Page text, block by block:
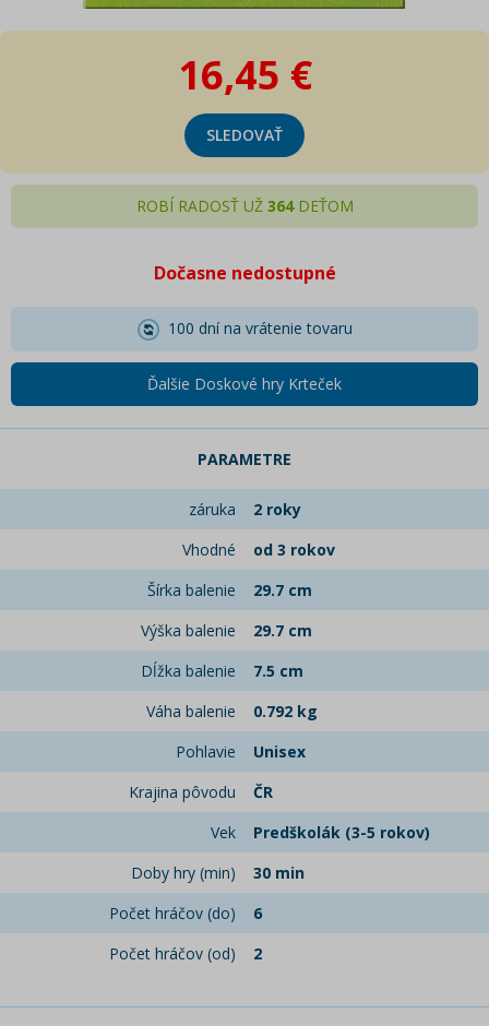
16,45 €
SLEDOVAŤ
ROBÍ RADOSŤ UŽ 364DEŤOM
Dočasne nedostupné
100 dní na vrátenie tovaru
Ďalšie Doskové hry Krteček
PARAMETRE
záruka
2 roky
Vhodné
od 3 rokov
Šírka balenie
29.7 cm
Výška balenie
29.7 cm
Dĺžka balenie
7.5 cm
Váha balenie
0.792 kg
Pohlavie
Unisex
Krajina pôvodu
ČR
Vek
Predškolák (3-5 rokov)
Doby hry (min)
30 min
Počet hráčov (do)
6
Počet hráčov (od)
2